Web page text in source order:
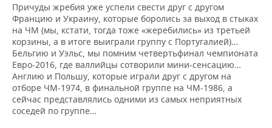
ОТКРЫТАЯ ЛЕКЦИЯ
БАСКЕТБОЛ
ВОЛЕЙБОЛ
КИБЕРСПОРТ
ФИГУРНОЕ КАТАНИЕ
ВОДНЫЕ ВИДЫ СПОРТА
ИНФРАСТРУКТУРА
ИСТОРИЯ
КУЛЬТУРА
МЕДИЦИНА
ОБРАЗОВАНИЕ
СПРАВОЧНИК
СПИСОК ПЕРСОН
СПИСОК КОМПАНИЙ
ПОЛНАЯ ВЕРСИЯ
Причуды жребия уже успели свести друг с другом
Францию и Украину, которые боролись за выход в стыках
на ЧМ (мы, кстати, тогда тоже «жеребились» из третьей
корзины, а в итоге выиграли группу с Португалией)…
Бельгию и Уэльс, мы помним четвертьфинал чемпионата
Евро-2016, где валлийцы сотворили мини-сенсацию…
Англию и Польшу, которые играли друг с другом на
отборе ЧМ-1974, в финальной группе на ЧМ-1986, а
сейчас представлялись одними из самых неприятных
соседей по группе…